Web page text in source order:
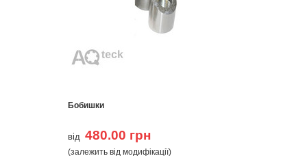
Бобишки
від 480.00 грн
(залежить від модифікації)